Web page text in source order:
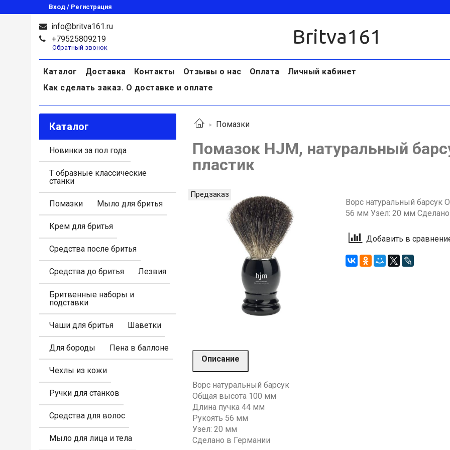
Вход / Регистрация
info@britva161.ru
+79525809219
Обратный звонок Britva161
Каталог Доставка Контакты Отзывы о нас Оплата
Личный кабинет
Как сделать заказ. О доставке и оплате
Помазки
Помазок HJM, натуральный
пластик
Предзаказ
Ворс натуральный
56 мм Узел: 20 мм
Добавить в
Описание
Ворс натуральный барсук
Общая высота 100 мм
Длина пучка 44 мм
Рукоять 56 мм
Узел: 20 мм
Сделано в Германии
Каталог
Новинки за пол года
Т образные классические
станки
Помазки Мыло для бритья
Крем для бритья
Средства после бритья
Средства до бритья Лезвия
Бритвенные наборы и
подставки
Чаши для бритья Шаветки
Для бороды Пена в баллоне
Чехлы из кожи
Ручки для станков
Средства для волос
Мыло для лица и тела